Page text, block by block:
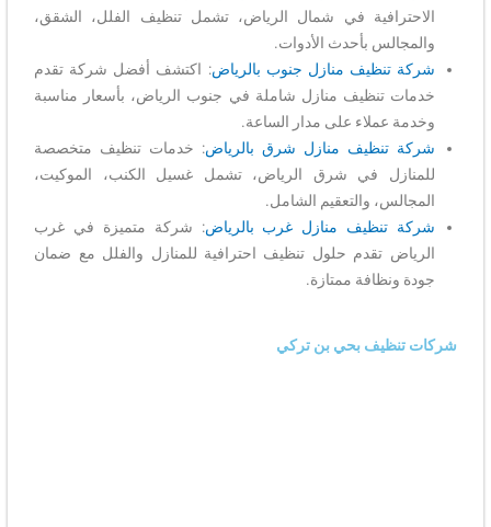
الاحترافية في شمال الرياض، تشمل تنظيف الفلل، الشقق،
والمجالس بأحدث الأدوات.
شركة تنظيف منازل جنوب بالرياض: اكتشف أفضل شركة تقدم
خدمات تنظيف منازل شاملة في جنوب الرياض، بأسعار مناسبة
وخدمة عملاء على مدار الساعة.
شركة تنظيف منازل شرق بالرياض: خدمات تنظيف متخصصة
للمنازل في شرق الرياض، تشمل غسيل الكنب، الموكيت،
المجالس، والتعقيم الشامل.
شركة تنظيف منازل غرب بالرياض: شركة متميزة في غرب
الرياض تقدم حلول تنظيف احترافية للمنازل والفلل مع ضمان
جودة ونظافة ممتازة.
شركات تنظيف بحي بن تركي